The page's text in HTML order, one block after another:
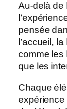
Au-delà de
pensée
l’accueil,
comme les
que les
Chaque
expérience